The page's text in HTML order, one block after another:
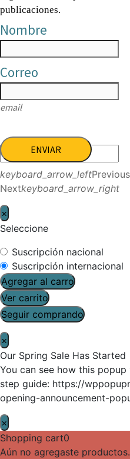
publicaciones.
Nombre
Correo
email
ENVIAR
keyboard_arrow_leftPrevious
Nextkeyboard_arrow_right
×
Seleccione
Suscripción nacional
Suscripción internacional
Agregar al carro
Ver carrito
Seguir comprando
×
Our Spring Sale Has Started
You can see how this
step guide: https://
opening-announcement-
×
Shopping cart0
Aún no agregaste productos.